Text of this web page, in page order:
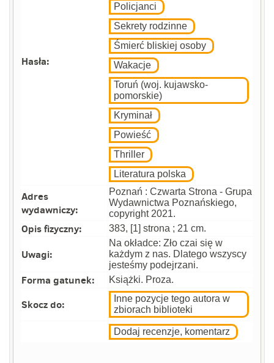
Hasła:
Policjanci
Sekrety rodzinne
Śmierć bliskiej osoby
Wakacje
Toruń (woj. kujawsko-
pomorskie)
Kryminał
Powieść
Thriller
Literatura polska
Adres
wydawniczy:
Poznań : Czwarta Strona - Grupa
Wydawnictwa Poznańskiego,
copyright 2021.
Opis fizyczny: 383, [1] strona ; 21 cm.
Uwagi:
Na okładce: Zło czai się w
każdym z nas. Dlatego wszyscy
jesteśmy podejrzani.
Forma gatunek: Książki. Proza.
Skocz do:
Inne pozycje tego autora w
zbiorach biblioteki
Dodaj recenzje, komentarz